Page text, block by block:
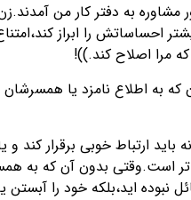
مشاوره به دفتر کار من
احساساتش را ابراز
مرا اصلاح کند.))!
به اطلاع نامزد یا
باید ارتباط خوبی برقرار
است.وقتی بدون آن که به
نبوده اید،بلکه خود را